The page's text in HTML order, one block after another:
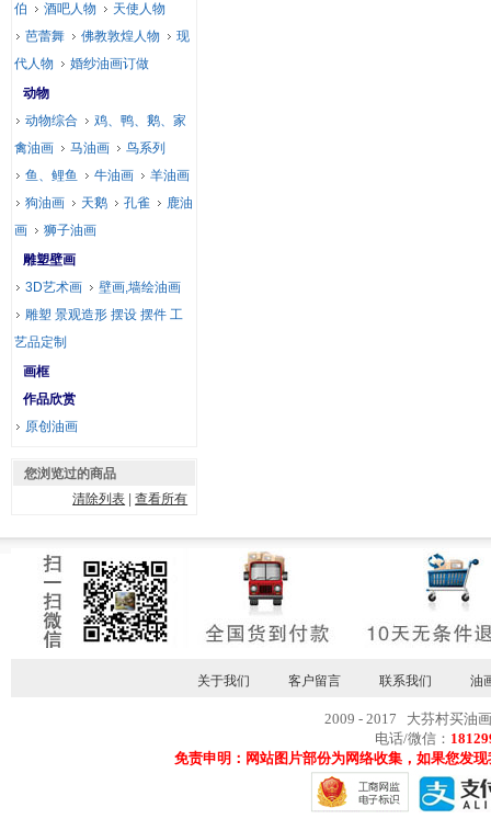
伯
酒吧人物
天使人物
芭蕾舞
佛教敦煌人物
现
代人物
婚纱油画订做
动物
动物综合
鸡、鸭、鹅、家
禽油画
马油画
鸟系列
鱼、鲤鱼
牛油画
羊油画
狗油画
天鹅 孔雀
鹿油
画
狮子油画
雕塑壁画
3D艺术画
壁画,墙绘油画
雕塑 景观造形 摆设 摆件 工
艺品定制
画框
作品欣赏
原创油画
您浏览过的商品
清除列表 |查看所有
关于我们 客户留言 联系我们 油
2009 - 2017 大芬村买油
电话/微信：
免责申明：网站图片部份为网络收集，如果您发